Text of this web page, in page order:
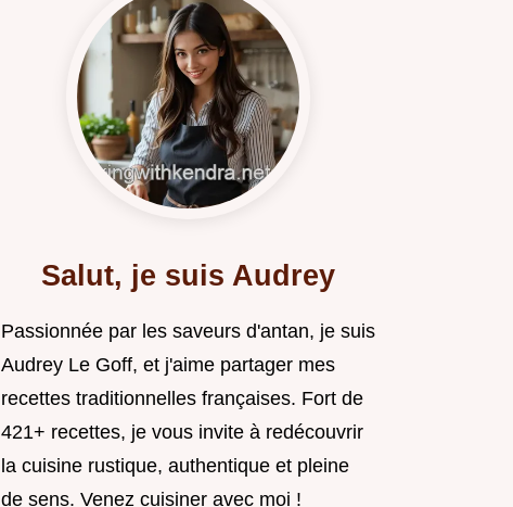
Salut, je suis Audrey
Passionnée par les saveurs d'antan, je suis
Audrey Le Goff, et j'aime partager mes
recettes traditionnelles françaises. Fort de
421+ recettes, je vous invite à redécouvrir
la cuisine rustique, authentique et pleine
de sens. Venez cuisiner avec moi !